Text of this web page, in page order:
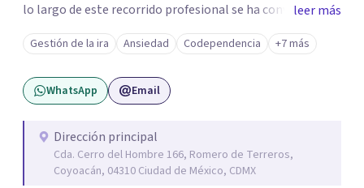
lo largo de este recorrido profesional se ha convertido en
una forma de vida congruente y satisfactoria en mi, por la
certeza de quien soy y de mis objetivos, que me han dado
el mando de mi existencia y este es mi objetivo para mis
pacientes en un ambiente de compresión y
leer más
Gestión de la ira Ansiedad Codependencia +7 más
WhatsApp Email
Dirección principal
Cda. Cerro del Hombre 166, Romero de Terreros,
Coyoacán, 04310 Ciudad de México, CDMX